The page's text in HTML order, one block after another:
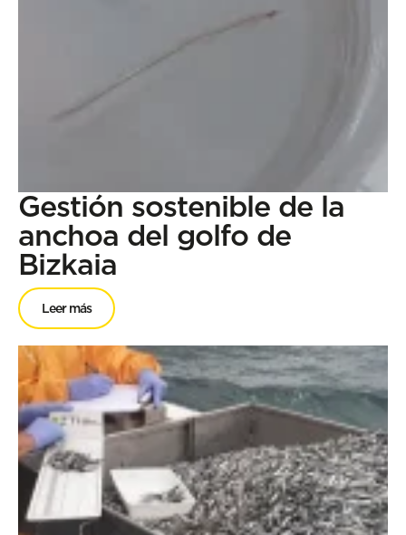
Gestión sostenible de la
anchoa del golfo de
Bizkaia
Leer más